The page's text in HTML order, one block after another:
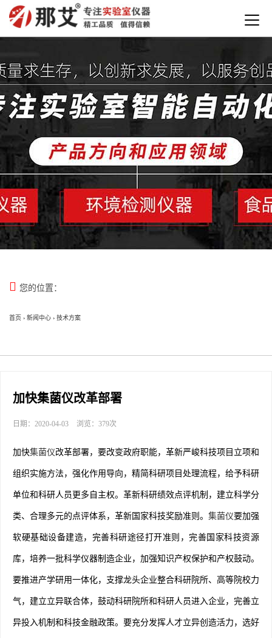
 您的位置：
首页 › 新闻中心 › 技术方案
加快集菌仪改革部署
日期：2020-04-03 浏览：379次
加快集菌仪改革部署，要改变政府职能，革新严峻科技项目立项和
组织实施方法，强化作用导向，精简科研项目处理流程，给予科研
单位和科研人员更多自主权。革新科研绩效点评机制，建立科学分
类、合理多元的点评体系，革新国家科技奖励准则。 集菌仪要加强
软硬基础设备建造，完善科研途径打开准则，完善国家科技资源
库，培养一批科学仪器制造企业，加强知识产权保护和产权鼓动。
要推进产学研用一体化，支撑龙头企业整合科研院所、高等院校力
气，建立立异联合体，鼓动科研院所和科研人员进入企业，完善立
异投入机制和科技金融政策。要充分发挥人才立异创造活力，选好